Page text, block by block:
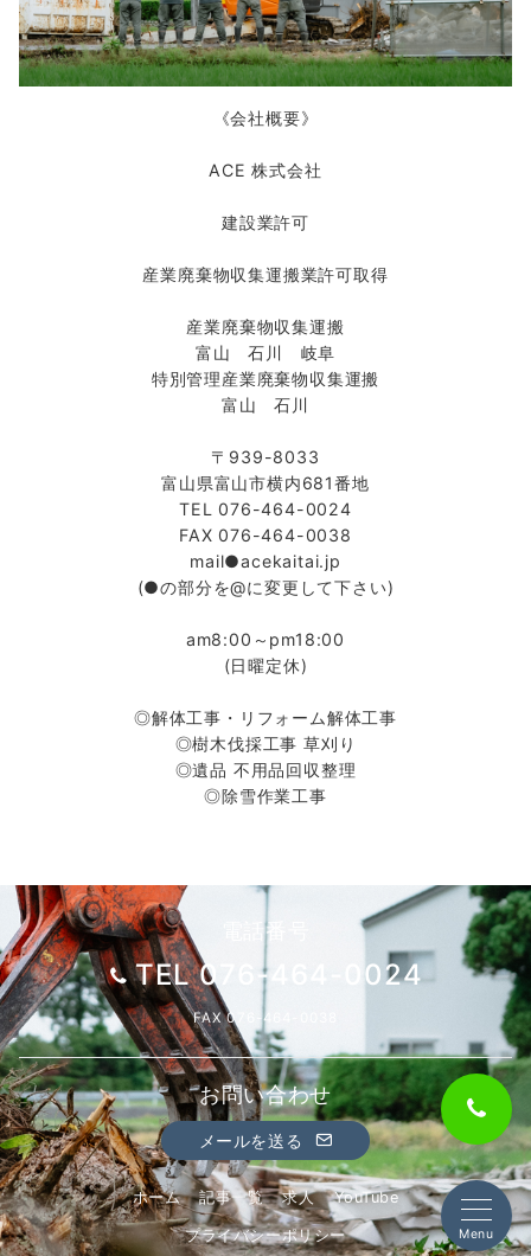
《会社概要》
ACE 株式会社
建設業許可
産業廃棄物収集運搬業許可取得
産業廃棄物収集運搬
富山 石川 岐阜
特別管理産業廃棄物収集運搬
富山 石川
〒939-8033
富山県富山市横内681番地
TEL 076-464-0024
FAX 076-464-0038
mail●acekaitai.jp
(●の部分を@に変更して下さい)
am8:00～pm18:00
(日曜定休)
◎解体工事・リフォーム解体工事
◎樹木伐採工事 草刈り
◎遺品 不用品回収整理
◎除雪作業工事
電話番号
TEL 076-464-0024
FAX 076-464-0038
お問い合わせ
メールを送る
ホーム 記事一覧 求人 YouTube
プライバシーポリシー Menu